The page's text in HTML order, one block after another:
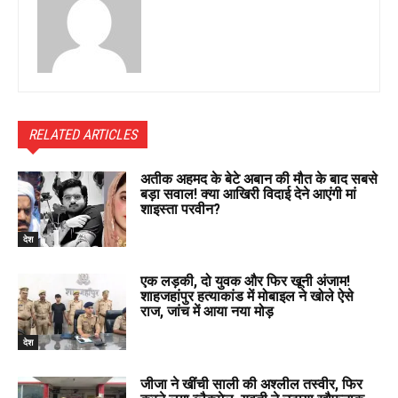
RELATED ARTICLES
देश
अतीक अहमद के बेटे अबान की मौत के बाद सबसे
बड़ा सवाल! क्या आखिरी विदाई देने आएंगी मां
शाइस्ता परवीन?
देश
एक लड़की, दो युवक और फिर खूनी अंजाम!
शाहजहांपुर हत्याकांड में मोबाइल ने खोले ऐसे
राज, जांच में आया नया मोड़
जीजा ने खींची साली की अश्लील तस्वीर, फिर